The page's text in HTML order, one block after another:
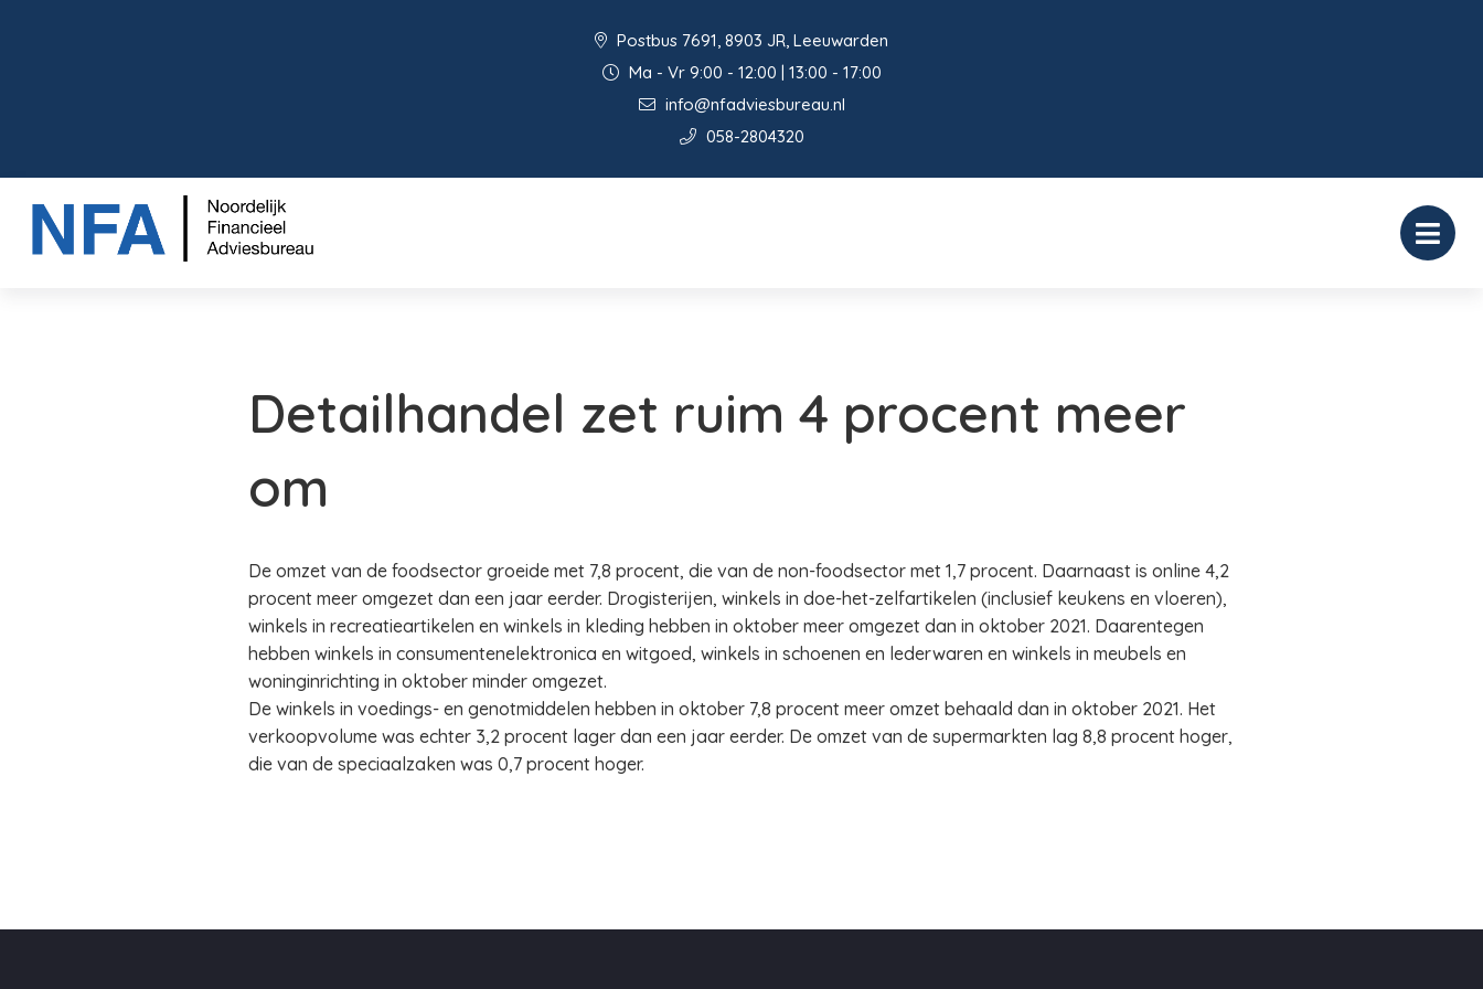
Postbus 7691, 8903 JR, Leeuwarden
Ma - Vr 9:00 - 12:00 | 13:00 - 17:00
info@nfadviesbureau.nl
058-2804320
Detailhandel zet ruim 4 procent meer
om
De omzet van de foodsector groeide met 7,8 procent, die van de non-foodsector met 1,7 procent. Daarnaast is online 4,2
procent meer omgezet dan een jaar eerder. Drogisterijen, winkels in doe-het-zelfartikelen (inclusief keukens en vloeren),
winkels in recreatieartikelen en winkels in kleding hebben in oktober meer omgezet dan in oktober 2021. Daarentegen
hebben winkels in consumentenelektronica en witgoed, winkels in schoenen en lederwaren en winkels in meubels en
woninginrichting in oktober minder omgezet.
De winkels in voedings- en genotmiddelen hebben in oktober 7,8 procent meer omzet behaald dan in oktober 2021. Het
verkoopvolume was echter 3,2 procent lager dan een jaar eerder. De omzet van de supermarkten lag 8,8 procent hoger,
die van de speciaalzaken was 0,7 procent hoger.